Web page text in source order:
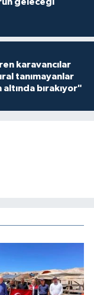
geleceği
karavancılar
tanımayanlar
altında bırakıyor"